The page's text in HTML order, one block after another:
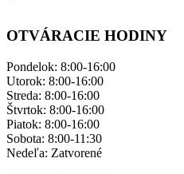
OTVÁRACIE HODINY
Pondelok: ​8:00-16:00
Utorok: 8:00-16:00
Streda: 8:00-16:00
Štvrtok: 8:00-16:00
Piatok: 8:00-16:00
Sobota: 8:00-11:30
Nedeľa: ​Zatvorené